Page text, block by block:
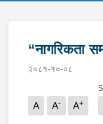
“नागरिकता
२०८१-१०-०८
A A- A+